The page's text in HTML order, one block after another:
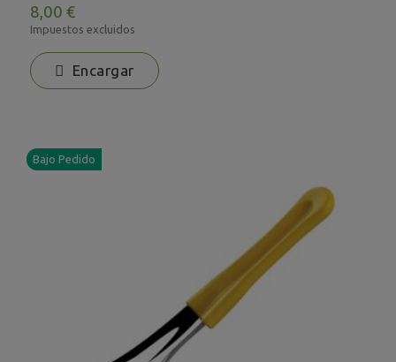
8,00 €
Impuestos excluidos
Encargar
Bajo Pedido